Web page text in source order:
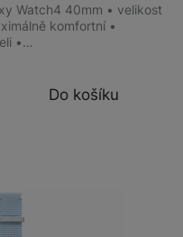
Watch4 40mm • velikost
komfortní •
•…
Do košíku